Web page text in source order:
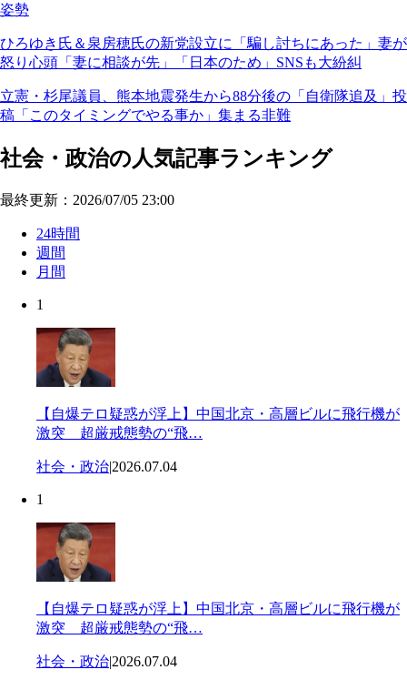
姿勢
ひろゆき氏＆泉房穂氏の新党設立に「騙し討ちにあった」妻が
怒り心頭「妻に相談が先」「日本のため」SNSも大紛糾
立憲・杉尾議員、熊本地震発生から88分後の「自衛隊追及」投
稿「このタイミングでやる事か」集まる非難
社会・政治の人気記事ランキング
最終更新：2026/07/05 23:00
24時間
週間
月間
1
【自爆テロ疑惑が浮上】中国北京・高層ビルに飛行機が
激突 超厳戒態勢の“飛…
社会・政治|2026.07.04
1
【自爆テロ疑惑が浮上】中国北京・高層ビルに飛行機が
激突 超厳戒態勢の“飛…
社会・政治|2026.07.04